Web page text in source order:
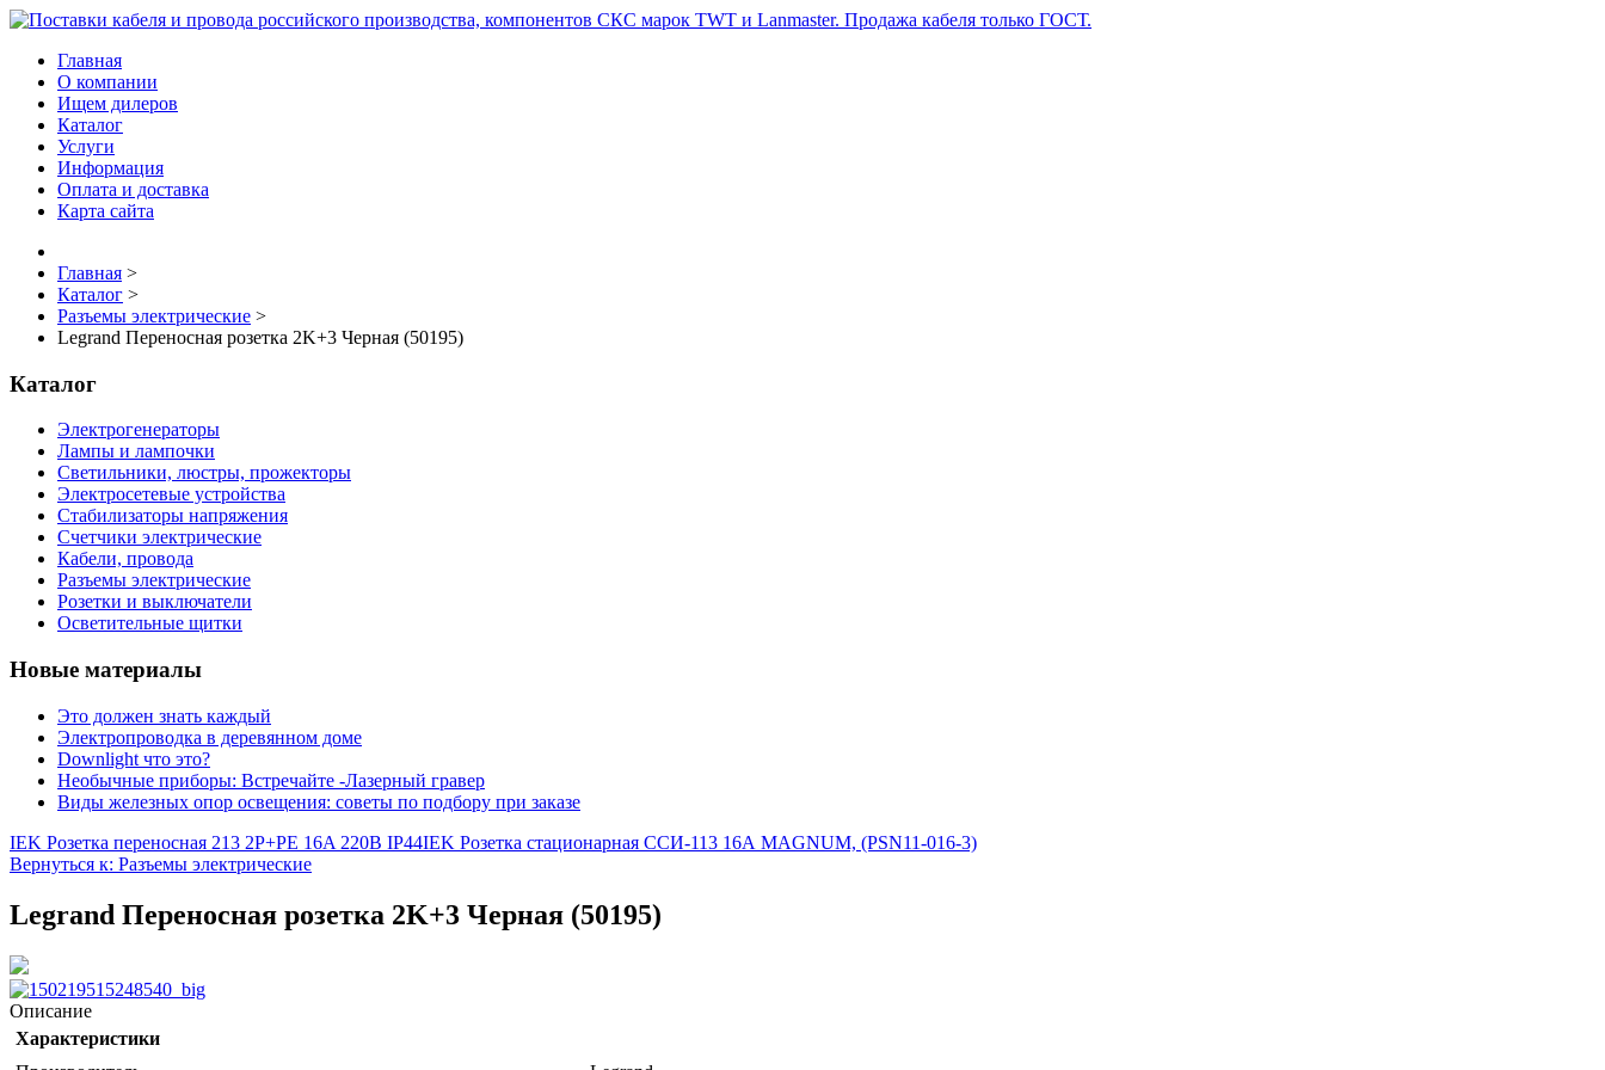
Главная
О компании
Ищем дилеров
Каталог
Услуги
Информация
Оплата и доставка
Карта сайта
Главная >
Каталог >
Разъемы электрические >
Legrand Переносная розетка 2K+3 Черная (50195)
Каталог
Электрогенераторы
Лампы и лампочки
Светильники, люстры, прожекторы
Электросетевые устройства
Стабилизаторы напряжения
Счетчики электрические
Кабели, провода
Разъемы электрические
Розетки и выключатели
Осветительные щитки
Новые материалы
Это должен знать каждый
Электропроводка в деревянном доме
Downlight что это?
Необычные приборы: Встречайте -Лазерный гравер
Виды железных опор освещения: советы по подбору при заказе
IEK Розетка переносная 213 2P+PE 16A 220В IP44IEK Розетка стационарная ССИ-113 16А MAGNUM, (PSN11-016-3)
Вернуться к: Разъемы электрические
Legrand Переносная розетка 2K+3 Черная (50195)
Описание
Характеристики